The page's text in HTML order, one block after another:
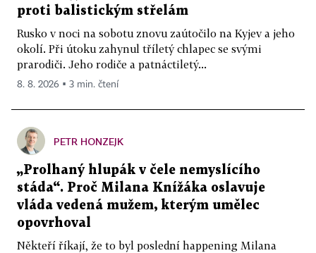
proti balistickým střelám
Rusko v noci na sobotu znovu zaútočilo na Kyjev a jeho
okolí. Při útoku zahynul tříletý chlapec se svými
prarodiči. Jeho rodiče a patnáctiletý...
8. 8. 2026 ▪ 3 min. čtení
PETR HONZEJK
„Prolhaný hlupák v čele nemyslícího
stáda“. Proč Milana Knížáka oslavuje
vláda vedená mužem, kterým umělec
opovrhoval
Někteří říkají, že to byl poslední happening Milana